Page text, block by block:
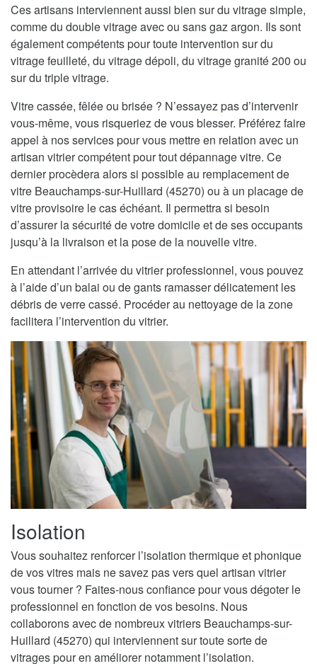
Ces artisans interviennent aussi bien sur du vitrage simple,
comme du double vitrage avec ou sans gaz argon. Ils sont
également compétents pour toute intervention sur du
vitrage feuilleté, du vitrage dépoli, du vitrage granité 200 ou
sur du triple vitrage.
Vitre cassée, fêlée ou brisée ? N’essayez pas d’intervenir
vous-même, vous risqueriez de vous blesser. Préférez faire
appel à nos services pour vous mettre en relation avec un
artisan vitrier compétent pour tout dépannage vitre. Ce
dernier procèdera alors si possible au remplacement de
vitre Beauchamps-sur-Huillard (45270) ou à un placage de
vitre provisoire le cas échéant. Il permettra si besoin
d’assurer la sécurité de votre domicile et de ses occupants
jusqu’à la livraison et la pose de la nouvelle vitre.
En attendant l’arrivée du vitrier professionnel, vous pouvez
à l’aide d’un balai ou de gants ramasser délicatement les
débris de verre cassé. Procéder au nettoyage de la zone
facilitera l’intervention du vitrier.
Isolation
Vous souhaitez renforcer l’isolation thermique et phonique
de vos vitres mais ne savez pas vers quel artisan vitrier
vous tourner ? Faites-nous confiance pour vous dégoter le
professionnel en fonction de vos besoins. Nous
collaborons avec de nombreux vitriers Beauchamps-sur-
Huillard (45270) qui interviennent sur toute sorte de
vitrages pour en améliorer notamment l’isolation.